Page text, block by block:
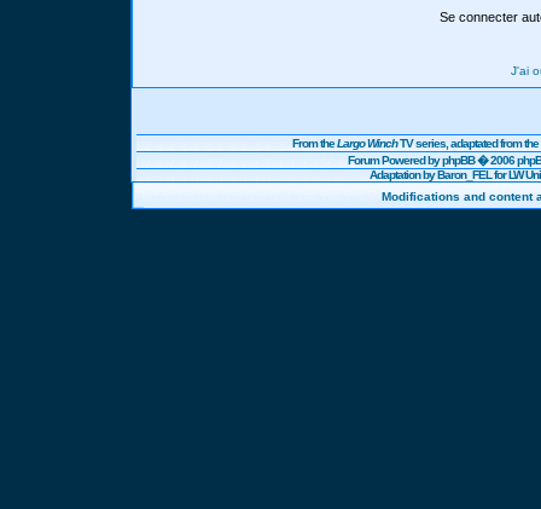
Se connecter
J'ai
From theLargo WinchTV series, adaptated from
Forum Powered byphpBB� 2006
Adaptation by Baron_FEL for LW
Modifications and content